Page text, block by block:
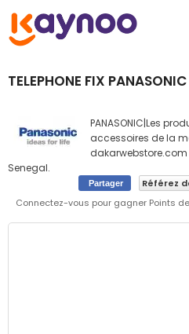
TELEPHONE FIX
PANASONIC|Les
accessoires de la
Senegal.
Partager
Référez
Connectez-vous pour gagner Points
Skip